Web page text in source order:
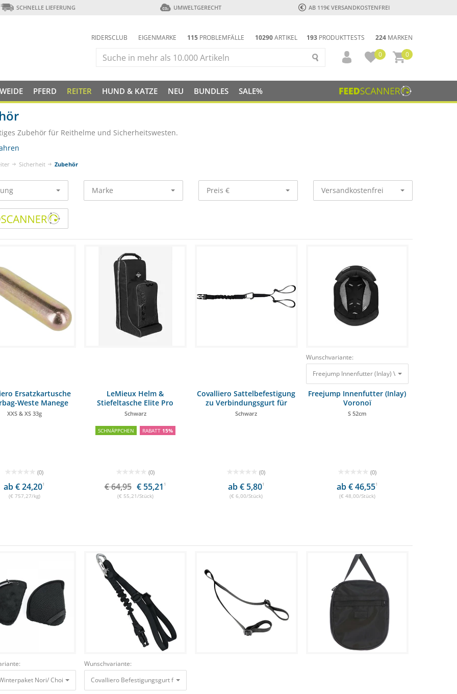
SCHNELLE LIEFERUNG UMWELTGERECHT AB 119€ VERSANDKOSTENFREI
193 PRODUKTTESTS 224 MARKEN
RIDERSCLUB EIGENMARKE 115 PROBLEMFÄLLE 10290ARTIKEL
0
0
PFERD REITER HUND & KATZE NEU BUNDLES SALE%
Zubehör für Reithelme und Sicherheitswesten.
Sicherheit Zubehör
Marke Preis € Versandkostenfrei
Ersatzkartusche
Weste Manege
XXS & XS 33g
(0)
ab € 24,201
(€ 757,27/kg)
LeMieux Helm &
Stiefeltasche Elite Pro
Schwarz
SCHNÄPPCHEN RABATT 15%
(0)
€ 64,95 € 55,21 1
(€ 55,21/Stück)
Covalliero Sattelbefestigung
zu Verbindungsgurt für
Airbag-Weste Manege
Schwarz
(0)
ab € 5,801
(€ 6,00/Stück)
Wunschvariante:
Freejump Innenfutter (Inlay) Voronoï S 52cm 48,00
Freejump Innenfutter (Inlay)
Voronoï
S 52cm
(0)
ab € 46,551
(€ 48,00/Stück)
Nori/ Choice Schwarz, Gr. XS19,94 €14,96 €
Wunschvariante:
Covalliero Befestigungsgurt für Airbag- Weste Manege 63 cm